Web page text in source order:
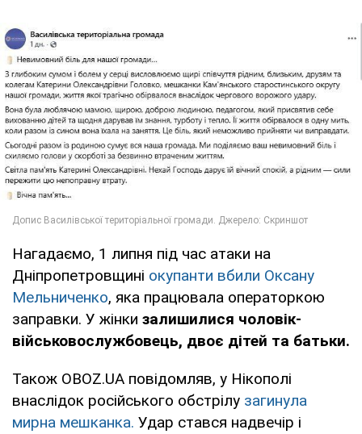
Нагадаємо, 1 липня під час атаки на
Дніпропетровщині окупанти вбили Оксану
Мельниченко, яка працювала операторкою
заправки. У жінки залишилися чоловік-
військовослужбовець, двоє дітей та батьки.
Також OBOZ.UA повідомляв, у Нікополі
внаслідок російського обстрілу загинула
мирна мешканка. Удар стався надвечір і